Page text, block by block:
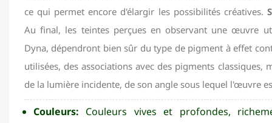
ce qui permet encore d'élargir les possibilités créatives.
Au final, les teintes perçues en observant une œuvre
Dyna, dépendront bien sûr du type de pigment à effet
utilisées, des associations avec des pigments classiques,
de la lumière incidente, de son angle sous lequel l'œuvre
Couleurs: Couleurs vives et profondes,